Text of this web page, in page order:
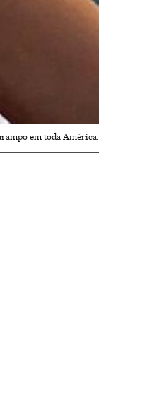
em toda América.